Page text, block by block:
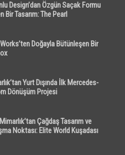
Design’dan Özgün Saçak Formu
Bir Tasarım: The Pearl
Doğayla Bütünleşen Bir
Yurt Dışında İlk Mercedes-
Dönüşüm Projesi
Çağdaş Tasarım ve
Noktası: Elite World Kuşadası